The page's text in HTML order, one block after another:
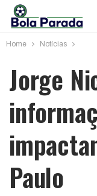
Home Notícias
Jorge
Paulo